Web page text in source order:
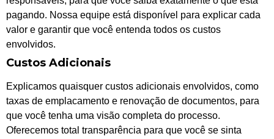
pagando. Nossa equipe está disponível para explicar cada
valor e garantir que você entenda todos os custos
envolvidos.
Custos Adicionais
Explicamos quaisquer custos adicionais envolvidos, como
taxas de emplacamento e renovação de documentos, para
que você tenha uma visão completa do processo.
Oferecemos total transparência para que você se sinta